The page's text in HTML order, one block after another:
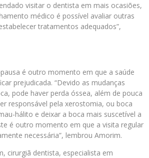
visitar o dentista em mais ocasiões,
médico é possível avaliar outras
tratamentos adequados”,
é outro momento em que a saúde
prejudicada. “Devido as mudanças
pode haver perda óssea, além de pouca
responsável pela xerostomia, ou boca
hálito e deixar a boca mais suscetível a
é outro momento em que a visita regular
necessária”, lembrou Amorim.
cirurgiã dentista, especialista em